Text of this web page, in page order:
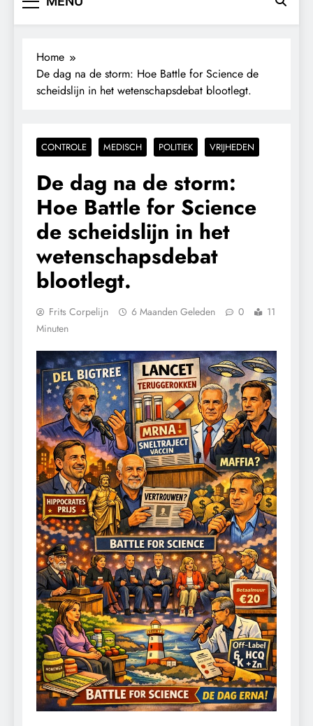
Home
De dag na de storm: Hoe Battle for Science de
scheidslijn in het wetenschapsdebat blootlegt.
CONTROLE MEDISCH POLITIEK VRIJHEDEN
De dag na de storm:
Hoe Battle for Science
de scheidslijn in het
wetenschapsdebat
blootlegt.
Frits Corpelijn 6 Maanden Geleden 0
11
Minuten